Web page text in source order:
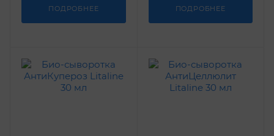
ПОДРОБНЕЕ ПОДРОБНЕЕ